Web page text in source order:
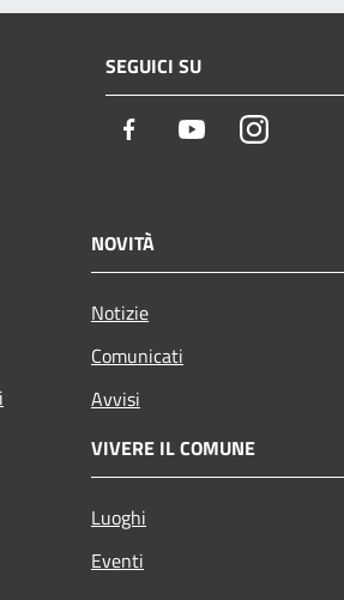
SEGUICI SU
Facebook YoutubeInstagram
NOVITÀ
Notizie
Comunicati
Avvisi
VIVERE IL COMUNE
Luoghi
Eventi